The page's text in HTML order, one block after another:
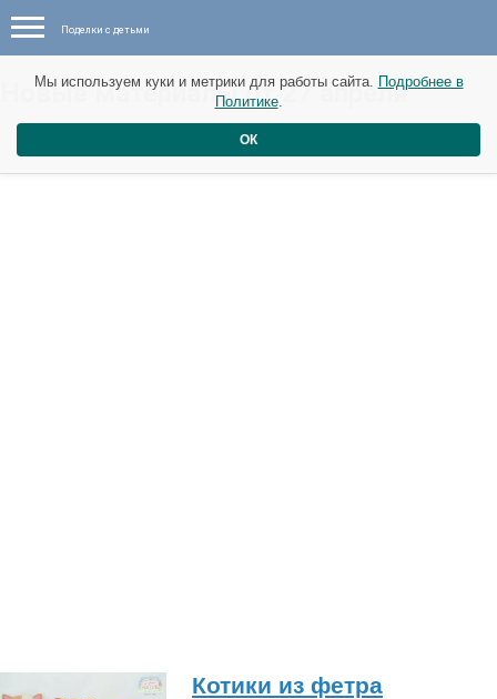
Поделки с детьми
Новые материалы от 27 апреля
Котики из фетра
Мы используем куки и метрики для работы сайта. Подробнее в
Политике.
ОК